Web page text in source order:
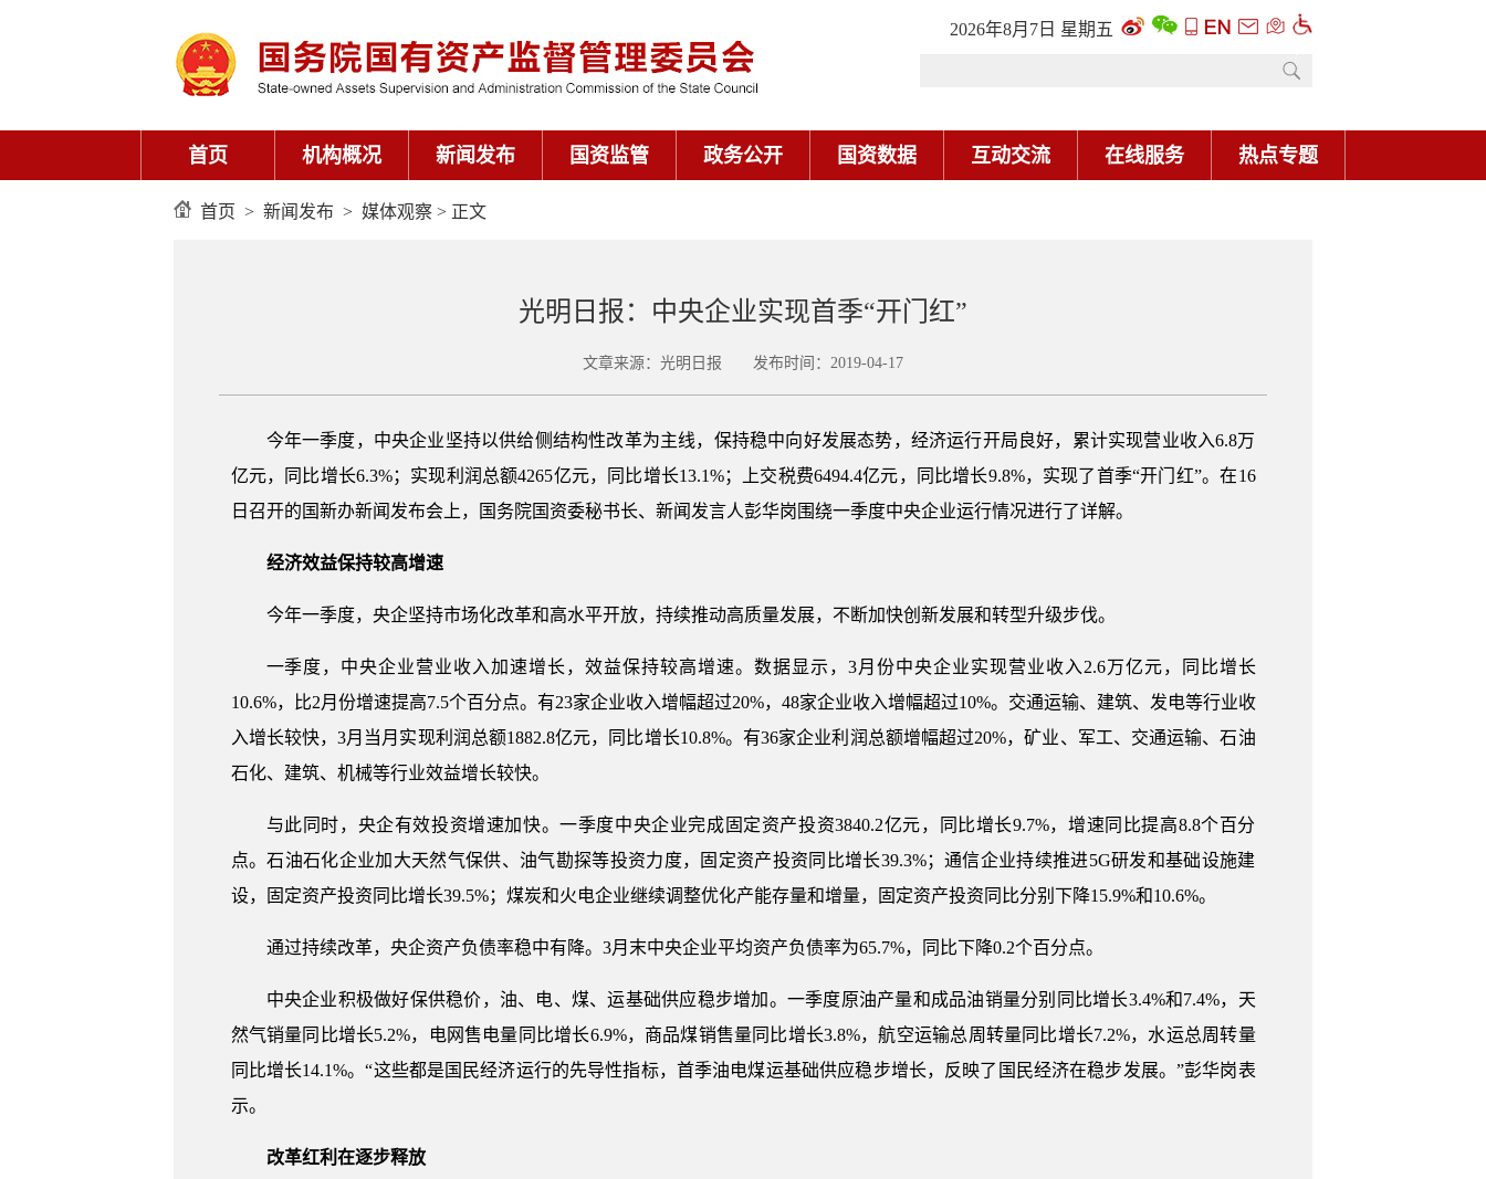
2026年8月7日 星期五
首页 机构概况 新闻发布 国资监管 政务公开 国资数据 互动交流 在线服务 热点专题
首页 > 新闻发布 > 媒体观察 > 正文
光明日报：中央企业实现首季“开门红”
文章来源：光明日报 发布时间：2019-04-17
今年一季度，中央企业坚持以供给侧结构性改革为主线，保持稳中向好发展态势，经济运行开局良好，累计实现营业收入6.8万
亿元，同比增长6.3%；实现利润总额4265亿元，同比增长13.1%；上交税费6494.4亿元，同比增长9.8%，实现了首季“开门红”。在16
日召开的国新办新闻发布会上，国务院国资委秘书长、新闻发言人彭华岗围绕一季度中央企业运行情况进行了详解。
经济效益保持较高增速
今年一季度，央企坚持市场化改革和高水平开放，持续推动高质量发展，不断加快创新发展和转型升级步伐。
一季度，中央企业营业收入加速增长，效益保持较高增速。数据显示，3月份中央企业实现营业收入2.6万亿元，同比增长
10.6%，比2月份增速提高7.5个百分点。有23家企业收入增幅超过20%，48家企业收入增幅超过10%。交通运输、建筑、发电等行业收
入增长较快，3月当月实现利润总额1882.8亿元，同比增长10.8%。有36家企业利润总额增幅超过20%，矿业、军工、交通运输、石油
石化、建筑、机械等行业效益增长较快。
与此同时，央企有效投资增速加快。一季度中央企业完成固定资产投资3840.2亿元，同比增长9.7%，增速同比提高8.8个百分
点。石油石化企业加大天然气保供、油气勘探等投资力度，固定资产投资同比增长39.3%；通信企业持续推进5G研发和基础设施建
设，固定资产投资同比增长39.5%；煤炭和火电企业继续调整优化产能存量和增量，固定资产投资同比分别下降15.9%和10.6%。
通过持续改革，央企资产负债率稳中有降。3月末中央企业平均资产负债率为65.7%，同比下降0.2个百分点。
中央企业积极做好保供稳价，油、电、煤、运基础供应稳步增加。一季度原油产量和成品油销量分别同比增长3.4%和7.4%，天
然气销量同比增长5.2%，电网售电量同比增长6.9%，商品煤销售量同比增长3.8%，航空运输总周转量同比增长7.2%，水运总周转量
同比增长14.1%。“这些都是国民经济运行的先导性指标，首季油电煤运基础供应稳步增长，反映了国民经济在稳步发展。”彭华岗表
示。
改革红利在逐步释放